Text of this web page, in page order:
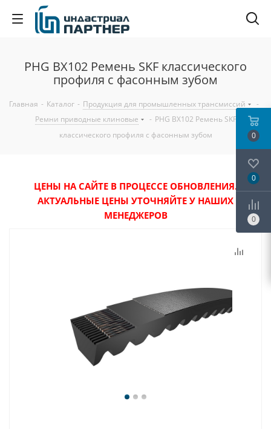
PHG BX102 Ремень SKF классического
профиля с фасонным зубом
Главная - Каталог - Продукция для промышленных трансмиссий
-
Ремни приводные клиновые
- PHG BX102 Ремень SKF
классического профиля с фасонным зубом
ЦЕНЫ НА САЙТЕ В ПРОЦЕССЕ ОБНОВЛЕНИЯ.
АКТУАЛЬНЫЕ ЦЕНЫ УТОЧНЯЙТЕ У НАШИХ
МЕНЕДЖЕРОВ
0
0
0